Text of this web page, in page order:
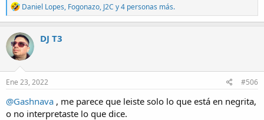
R
e
a
c
t
i
o
n
s
Daniel Lopes, Fogonazo, J2C y 4 personas más.
DJ T3
Ene 23, 2022 #506
@Gashnava , me parece que leiste solo lo que está en negrita,
o no interpretaste lo que dice.